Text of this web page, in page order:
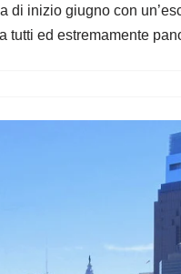
di inizio giugno con
tutti ed estremamente